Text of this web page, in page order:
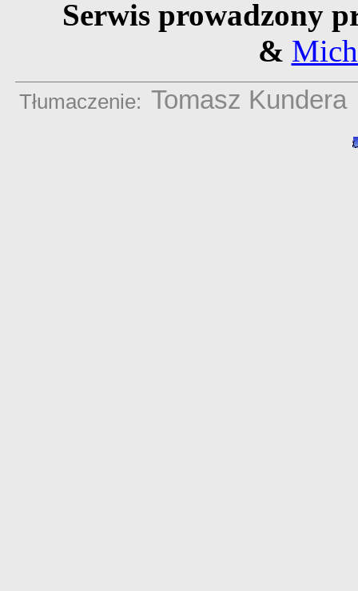
Serwis prowadzony
&
Tłumaczenie: Tomasz Kundera